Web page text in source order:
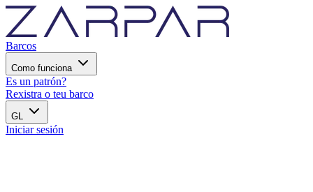
Barcos
Como funciona
Es un patrón?
Rexistra o teu barco
GL
Iniciar sesión